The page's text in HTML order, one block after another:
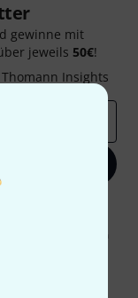
gewinne mit
jeweils 50€!
Thomann Insights
Erhalt von E-Mail-
zu. Die
finden Sie in